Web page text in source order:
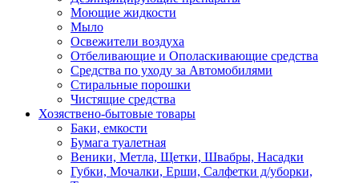
Моющие жидкости
Мыло
Освежители воздуха
Отбеливающие и Ополаскивающие средства
Средства по уходу за Автомобилями
Стиральные порошки
Чистящие средства
Хозяствено-бытовые товары
Баки, емкости
Бумага туалетная
Веники, Метла, Щетки, Швабры, Насадки
Губки, Мочалки, Ерши, Салфетки д/уборки,